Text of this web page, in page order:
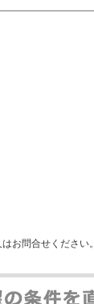
お問合せください。